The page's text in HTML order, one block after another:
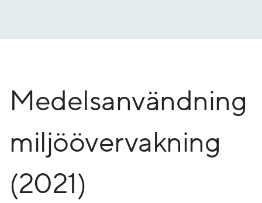
Medelsanvändning
miljöövervakning
(2021)